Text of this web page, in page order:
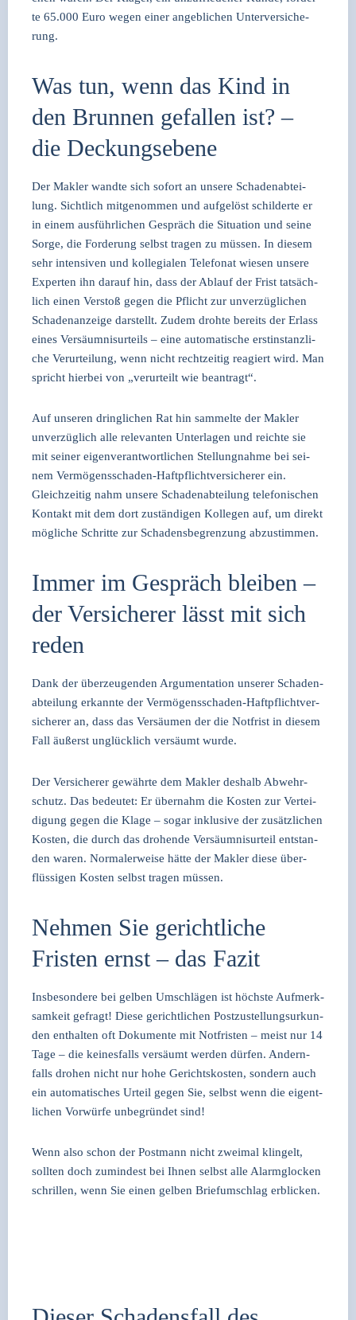
te 65.000 Euro wegen einer angeb­li­chen Unter­ver­si­che­
rung.
Was tun, wenn das Kind in
den Brunnen gefallen ist? –
die Deckungsebene
Der Mak­ler wand­te sich sofort an unse­re Scha­den­ab­tei­
lung. Sicht­lich mit­ge­nom­men und auf­ge­löst schil­der­te er
in einem aus­führ­li­chen Gespräch die Situa­ti­on und sei­ne
Sor­ge, die For­de­rung selbst tra­gen zu müs­sen. In die­sem
sehr inten­si­ven und kol­le­gia­len Tele­fo­nat wie­sen unse­re
Exper­ten ihn dar­auf hin, dass der Ablauf der Frist tat­säch­
lich einen Ver­stoß gegen die Pflicht zur unver­züg­li­chen
Scha­den­an­zei­ge dar­stellt. Zudem droh­te bereits der Erlass
eines Ver­säum­nis­ur­teils – eine auto­ma­ti­sche erst­in­stanz­li­
che Ver­ur­tei­lung, wenn nicht recht­zei­tig reagiert wird. Man
spricht hier­bei von „ver­ur­teilt wie bean­tragt“.
Auf unse­ren dring­li­chen Rat hin sam­mel­te der Mak­ler
unver­züg­lich alle rele­van­ten Unter­la­gen und reich­te sie
mit sei­ner eigen­ver­ant­wort­li­chen Stel­lung­nah­me bei sei­
nem Ver­mö­gens­scha­den-Haft­pflicht­ver­si­che­rer ein.
Gleich­zei­tig nahm unse­re Scha­den­ab­tei­lung tele­fo­ni­schen
Kon­takt mit dem dort zustän­di­gen Kol­le­gen auf, um direkt
mög­li­che Schrit­te zur Scha­dens­be­gren­zung abzu­stim­men.
Immer im Gespräch bleiben –
der Versicherer lässt mit sich
reden
Dank der über­zeu­gen­den Argu­men­ta­ti­on unse­rer Scha­den­
ab­tei­lung erkann­te der Ver­mö­gens­scha­den-Haft­pflicht­ver­
si­che­rer an, dass das Ver­säu­men der die Not­frist in die­sem
Fall äußerst unglück­lich ver­säumt wur­de.
Der Ver­si­che­rer gewähr­te dem Mak­ler des­halb Abwehr­
schutz. Das bedeu­tet: Er über­nahm die Kos­ten zur Ver­tei­
di­gung gegen die Kla­ge – sogar inklu­si­ve der zusätz­li­chen
Kos­ten, die durch das dro­hen­de Ver­säum­nis­ur­teil ent­stan­
den waren. Nor­ma­ler­wei­se hät­te der Mak­ler die­se über­
flüs­si­gen Kos­ten selbst tra­gen müs­sen.
Nehmen Sie gerichtliche
Fristen ernst – das Fazit
Ins­be­son­de­re bei gel­ben Umschlä­gen ist höchs­te Auf­merk­
sam­keit gefragt! Die­se gericht­li­chen Post­zu­stel­lungs­ur­kun­
den ent­hal­ten oft Doku­men­te mit Not­fris­ten – meist nur 14
Tage – die kei­nes­falls ver­säumt wer­den dür­fen. Andern­
falls dro­hen nicht nur hohe Gerichts­kos­ten, son­dern auch
ein auto­ma­ti­sches Urteil gegen Sie, selbst wenn die eigent­
li­chen Vor­wür­fe unbe­grün­det sind!
Wenn also schon der Post­mann nicht zwei­mal klin­gelt,
soll­ten doch zumin­dest bei Ihnen selbst alle Alarm­glo­cken
schril­len, wenn Sie einen gel­ben Brief­um­schlag erbli­cken.